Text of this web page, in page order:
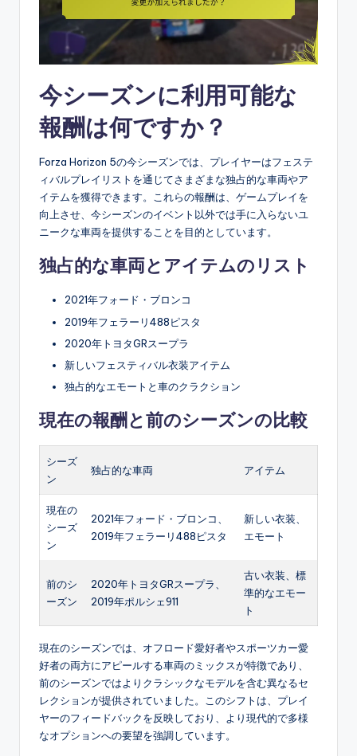
今シーズンに利用可能な
報酬は何ですか？
Forza Horizon 5の今シーズンでは、プレイヤーはフェステ
ィバルプレイリストを通じてさまざまな独占的な車両やア
イテムを獲得できます。これらの報酬は、ゲームプレイを
向上させ、今シーズンのイベント以外では手に入らないユ
ニークな車両を提供することを目的としています。
独占的な車両とアイテムのリスト
2021年フォード・ブロンコ
2019年フェラーリ488ピスタ
2020年トヨタGRスープラ
新しいフェスティバル衣装アイテム
独占的なエモートと車のクラクション
現在の報酬と前のシーズンの比較
シーズ
ン
独占的な車両 アイテム
現在の
シーズ
ン
2021年フォード・ブロンコ、
2019年フェラーリ488ピスタ
新しい衣装、
エモート
前のシ
ーズン
2020年トヨタGRスープラ、
2019年ポルシェ911
古い衣装、標
準的なエモー
ト
現在のシーズンでは、オフロード愛好者やスポーツカー愛
好者の両方にアピールする車両のミックスが特徴であり、
前のシーズンではよりクラシックなモデルを含む異なるセ
レクションが提供されていました。このシフトは、プレイ
ヤーのフィードバックを反映しており、より現代的で多様
なオプションへの要望を強調しています。